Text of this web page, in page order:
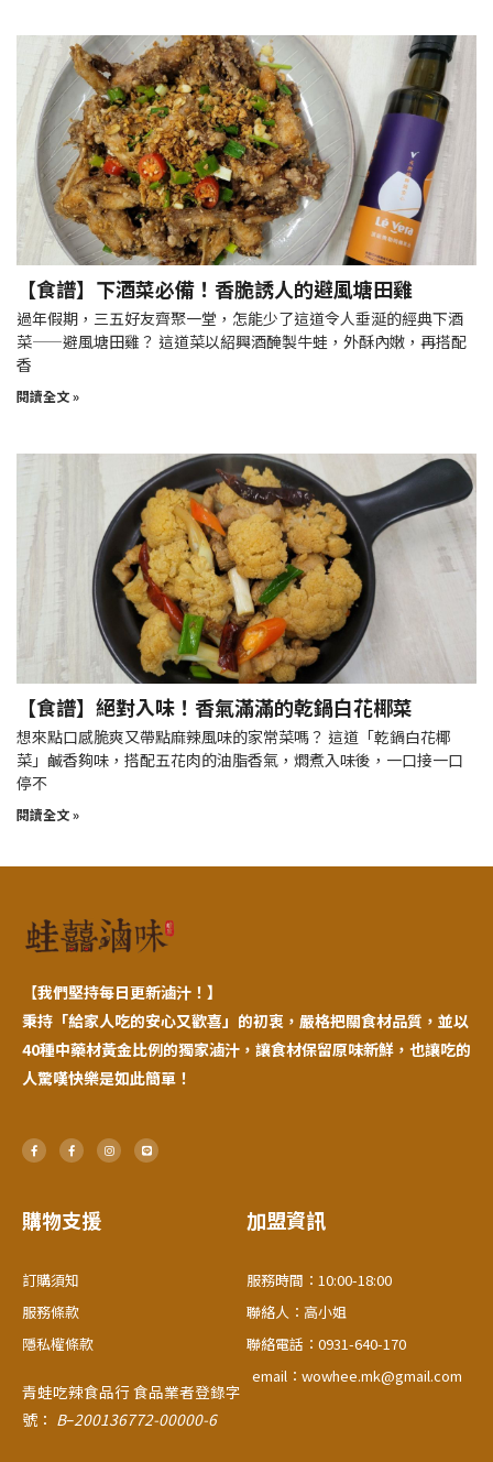
【食譜】下酒菜必備！香脆誘人的避風塘田雞
過年假期，三五好友齊聚一堂，怎能少了這道令人垂涎的經典下酒
菜——避風塘田雞？ 這道菜以紹興酒醃製牛蛙，外酥內嫩，再搭配
香
閱讀全文 »
【食譜】絕對入味！香氣滿滿的乾鍋白花椰菜
想來點口感脆爽又帶點麻辣風味的家常菜嗎？ 這道「乾鍋白花椰
菜」鹹香夠味，搭配五花肉的油脂香氣，燜煮入味後，一口接一口
停不
閱讀全文 »
【我們堅持每日更新滷汁！】
秉持「給家人吃的安心又歡喜」的初衷，嚴格把關食材品質，並以
40種中藥材黃金比例的獨家滷汁，讓食材保留原味新鮮，也讓吃的
人驚嘆快樂是如此簡單！
F
a
c
k
-
F
a
c
k
-
I
n
s
L
i
n
購物支援
訂購須知
服務條款
隱私權條款
青蛙吃辣食品行 食品業者登錄字
號： B–200136772-00000-6
加盟資訊
服務時間：10:00-18:00
聯絡人：高小姐
聯絡電話：0931-640-170
email：wowhee.mk@gmail.com